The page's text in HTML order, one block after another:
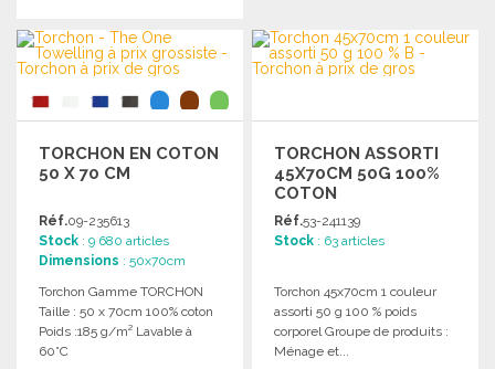
COMMANDER
Demander un devis
Demander un devis
TORCHON EN COTON
50 X 70 CM
Réf.09-235613
Stock : 9 680 articles
Dimensions : 50x70cm
Torchon Gamme TORCHON
Taille : 50 x 70cm 100% coton
Poids :185 g/m² Lavable à
60°C
TORCHON ASSORTI
45X70CM 50G 100%
COTON
Réf.53-241139
Stock : 63 articles
Torchon 45x70cm 1 couleur
assorti 50 g 100 % poids
corporel Groupe de produits :
Ménage et...